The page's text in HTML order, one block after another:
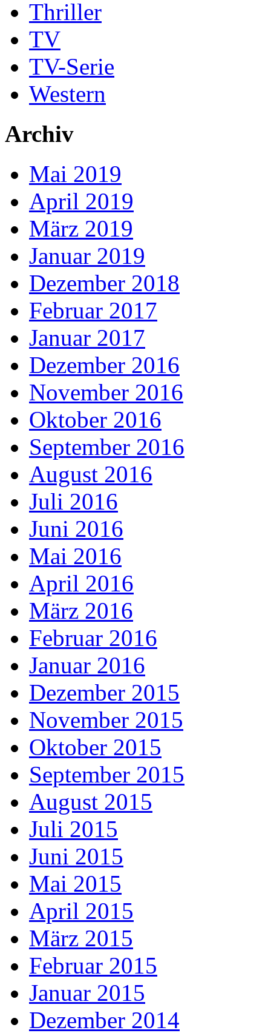
Thriller
TV
TV-Serie
Western
Archiv
Mai 2019
April 2019
März 2019
Januar 2019
Dezember 2018
Februar 2017
Januar 2017
Dezember 2016
November 2016
Oktober 2016
September 2016
August 2016
Juli 2016
Juni 2016
Mai 2016
April 2016
März 2016
Februar 2016
Januar 2016
Dezember 2015
November 2015
Oktober 2015
September 2015
August 2015
Juli 2015
Juni 2015
Mai 2015
April 2015
März 2015
Februar 2015
Januar 2015
Dezember 2014